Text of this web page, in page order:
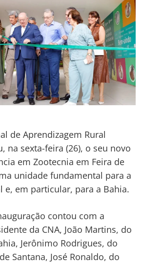
de Aprendizagem Rural
na sexta-feira (26), o seu novo
em Zootecnia em Feira de
unidade fundamental para a
e, em particular, para a Bahia.
contou com a
da CNA, João Martins, do
Jerônimo Rodrigues, do
Santana, José Ronaldo, do